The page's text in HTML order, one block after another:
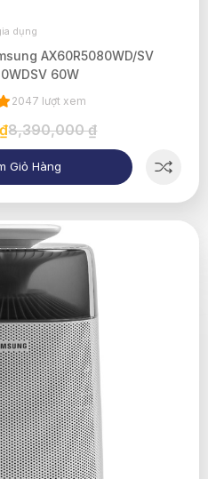
dụng
AX60R5080WD/SV
60W
2047 lượt xem
8,390,000 ₫
Giỏ Hàng